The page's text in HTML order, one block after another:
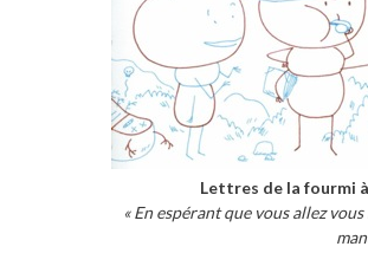
Lettres de la fourmi
« En espérant que vous allez